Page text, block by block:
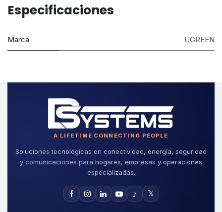
Especificaciones
Marca UGREEN
A LIFETIME CONNECTING PEOPLE
Soluciones tecnológicas en conectividad, energía, seguridad
y comunicaciones para hogares, empresas y operaciones
especializadas.
♪ 𝕏